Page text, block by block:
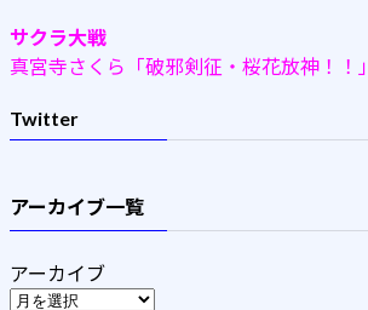
サクラ大戦
真宮寺さくら「破邪剣征・桜花放神！！」
Twitter
アーカイブ一覧
アーカイブ